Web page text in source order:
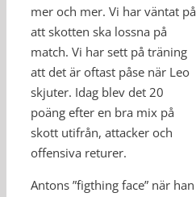
mer och mer. Vi har väntat på
att skotten ska lossna på
match. Vi har sett på träning
att det är oftast påse när Leo
skjuter. Idag blev det 20
poäng efter en bra mix på
skott utifrån, attacker och
offensiva returer.
Antons ”figthing face” när han